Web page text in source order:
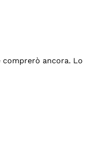
ancora. Lo